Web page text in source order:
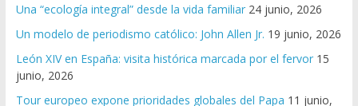
Una “ecología integral” desde la vida familiar 24 junio, 2026
Un modelo de periodismo católico: John Allen Jr. 19 junio, 2026
León XIV en España: visita histórica marcada por el fervor 15
junio, 2026
Tour europeo expone prioridades globales del Papa 11 junio,